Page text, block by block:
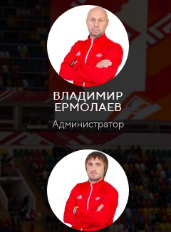
ВЛАДИМИР
ЕРМОЛАЕВ
Администратор